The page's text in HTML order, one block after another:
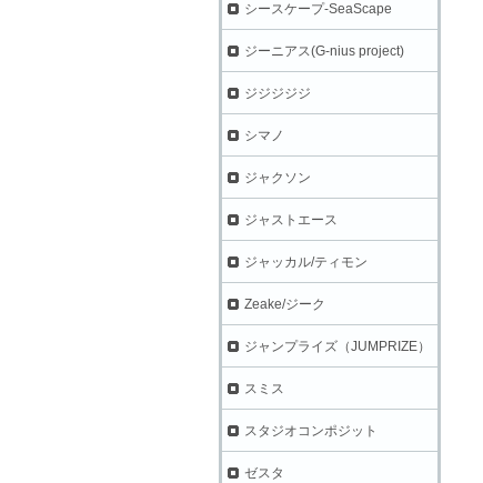
シースケープ-SeaScape
ジーニアス(G-nius project)
ジジジジジ
シマノ
ジャクソン
ジャストエース
ジャッカル/ティモン
Zeake/ジーク
ジャンプライズ（JUMPRIZE）
スミス
スタジオコンポジット
ゼスタ